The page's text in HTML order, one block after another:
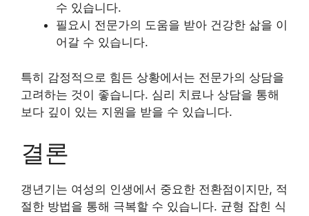
수 있습니다.
필요시 전문가의 도움을 받아 건강한 삶을 이
어갈 수 있습니다.
특히 감정적으로 힘든 상황에서는 전문가의 상담을
고려하는 것이 좋습니다. 심리 치료나 상담을 통해
보다 깊이 있는 지원을 받을 수 있습니다.
결론
갱년기는 여성의 인생에서 중요한 전환점이지만, 적
절한 방법을 통해 극복할 수 있습니다. 균형 잡힌 식